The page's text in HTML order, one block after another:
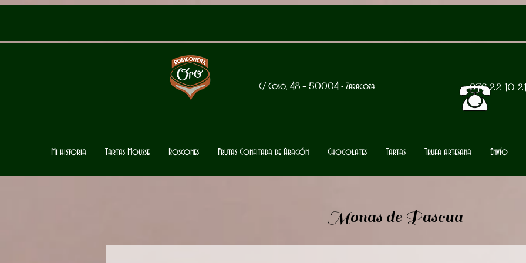
C/ Coso, 48 - 50004 - Zaragoza 976 22 10 21
Mi historia Tartas Mousse Roscones Frutas Confitada de Aragón Chocolates Tartas Trufa artesana Envío
Monas de Pascua